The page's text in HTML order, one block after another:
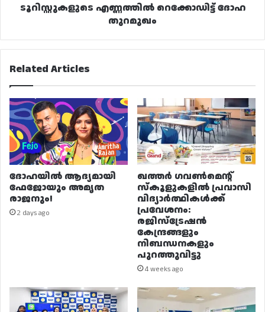
ടൂറിസ്റ്റുകളുടെ എണ്ണത്തിൽ റെക്കോഡിട്ട് ദോഹ
തുറമുഖം
Related Articles
ദോഹയിൽ ആദ്യമായി
ഫേജോയും അമൃത
രാജനും!
2 days ago
ഖത്തർ ഗവൺമെന്റ്
സ്കൂളുകളിൽ പ്രവാസി
വിദ്യാർത്ഥികൾക്ക്
പ്രവേശനം:
രജിസ്ട്രേഷൻ
കേന്ദ്രങ്ങളും
നിബന്ധനകളും
പുറത്തുവിട്ടു
4 weeks ago